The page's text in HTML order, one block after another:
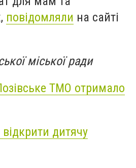
, повідомляли на сайті
міської ради
ТМО отримало
дитячу